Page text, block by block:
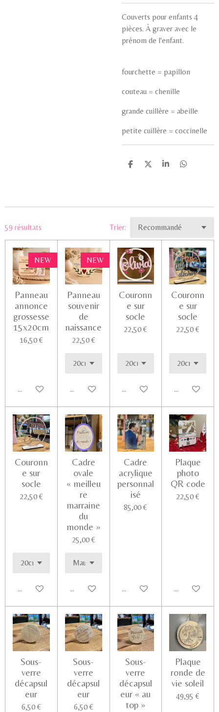
Couverts pour enfants 4
pièces. À graver avec le
prénom de l'enfant.
fourchette = papillon
couteau = chenille
grande cuillère = abeille
petite cuillère = coccinelle
P
g
P
g
P
g
P
g
59 résultats Trier:
NEW
Panneau
annonce
grossesse
15x20cm
16,50 €
Ajouter au panier
NEW
Panneau
souvenir
de
naissance
22,50 €
Voir les détails
Couronn
e sur
socle
22,50 €
Voir les détails
Couronn
e sur
socle
22,50 €
Ajouter au
Couronn
e sur
socle
22,50 €
Ajouter au panier
Cadre
ovale
« meilleu
re
marraine
du
monde »
25,00 €
Ajouter au panier
Cadre
acrylique
personnal
isé
85,00 €
Ajouter au panier
Plaque
photo
QR code
22,50 €
Voir les
Sous-
verre
décapsul
eur
6,50 €
Sous-
verre
décapsul
eur
6,50 €
Sous-
verre
décapsul
eur « au
top »
Plaque
ronde de
vie soleil
49,95 €